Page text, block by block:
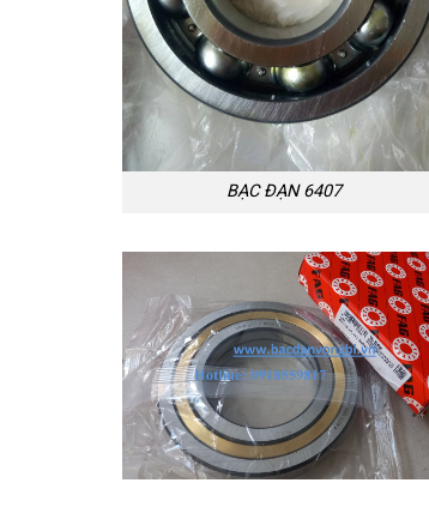
BẠC ĐẠN 6407